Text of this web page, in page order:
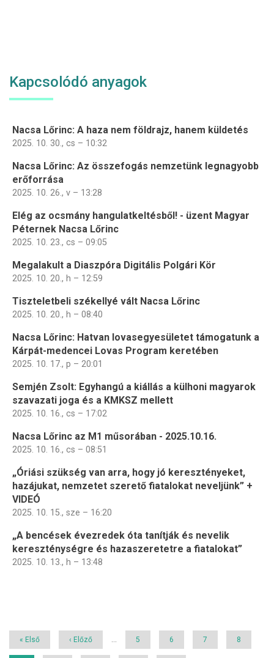
Kapcsolódó anyagok
Nacsa Lőrinc: A haza nem földrajz, hanem küldetés
2025. 10. 30., cs – 10:32
Nacsa Lőrinc: Az összefogás nemzetünk legnagyobb
erőforrása
2025. 10. 26., v – 13:28
Elég az ocsmány hangulatkeltésből! - üzent Magyar
Péternek Nacsa Lőrinc
2025. 10. 23., cs – 09:05
Megalakult a Diaszpóra Digitális Polgári Kör
2025. 10. 20., h – 12:59
Tiszteletbeli székellyé vált Nacsa Lőrinc
2025. 10. 20., h – 08:40
Nacsa Lőrinc: Hatvan lovasegyesületet támogatunk a
Kárpát-medencei Lovas Program keretében
2025. 10. 17., p – 20:01
Semjén Zsolt: Egyhangú a kiállás a külhoni magyarok
szavazati joga és a KMKSZ mellett
2025. 10. 16., cs – 17:02
Nacsa Lőrinc az M1 műsorában - 2025.10.16.
2025. 10. 16., cs – 08:51
„Óriási szükség van arra, hogy jó keresztényeket,
hazájukat, nemzetet szerető fiatalokat neveljünk” +
VIDEÓ
2025. 10. 15., sze – 16:20
„A bencések évezredek óta tanítják és nevelik
kereszténységre és hazaszeretetre a fiatalokat”
2025. 10. 13., h – 13:48
Első
« Első
Előző
‹ Előző Page
5 Page
6 Page
7 Page
8